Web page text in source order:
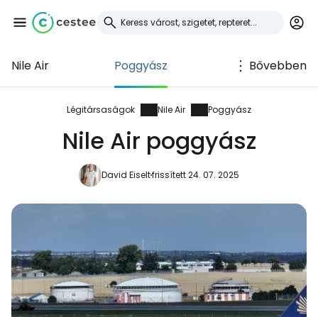
Nile Air Poggyász Bővebben
Légitársaságok Nile Air Poggyász
Nile Air poggyász
David Eiseltfrissített 24. 07. 2025
Bejelentkezés a
Cestee-be
... az utazási közösség világszerte
Folytatás a Facebookkal
Folytassa e-mailben